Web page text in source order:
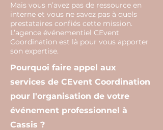
Mais vous n’avez pas de ressource en
interne et vous ne savez pas à quels
prestataires confiés cette mission.
L’agence événementiel CEvent
Coordination est là pour vous apporter
son expertise.
Pourquoi faire appel aux
services de CEvent Coordination
pour l'organisation de votre
événement professionnel à
Cassis ?